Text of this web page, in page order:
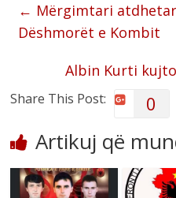
← Mërgimtari
Dëshmorët e Kombit
Albin Kurti
Share This Post: 0
Artikuj që